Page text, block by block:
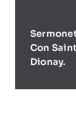
Con
Dionay.